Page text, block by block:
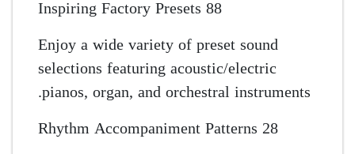
88 Inspiring Factory Presets
Enjoy a wide variety of preset sound
selections featuring acoustic/electric
pianos, organ, and orchestral instruments.
28 Rhythm Accompaniment Patterns